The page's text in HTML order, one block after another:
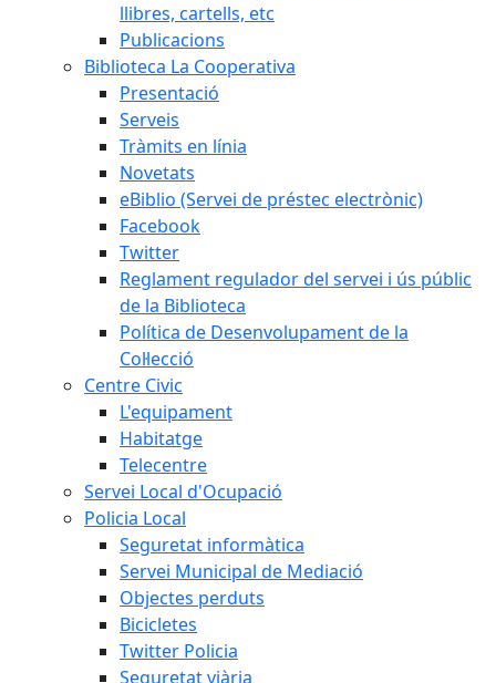
llibres, cartells, etc
Publicacions
Biblioteca La Cooperativa
Presentació
Serveis
Tràmits en línia
Novetats
eBiblio (Servei de préstec electrònic)
Facebook
Twitter
Reglament regulador del servei i ús públic
de la Biblioteca
Política de Desenvolupament de la
Col·lecció
Centre Civic
L'equipament
Habitatge
Telecentre
Servei Local d'Ocupació
Policia Local
Seguretat informàtica
Servei Municipal de Mediació
Objectes perduts
Bicicletes
Twitter Policia
Seguretat viària